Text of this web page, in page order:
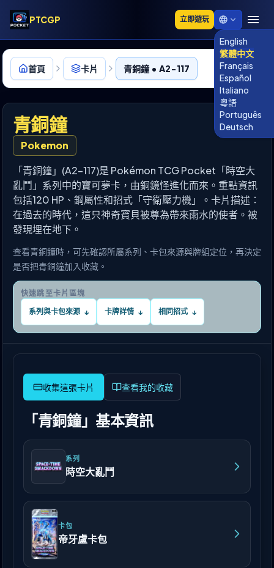
PTCGP 立即遊玩
English
繁體中文
Français
Español
Italiano
粵語
Português
Deutsch
首頁 卡片 青銅鐘 • A2-117
青銅鐘
Pokemon
「青銅鐘」(A2-117)是 Pokémon TCG Pocket「時空大
亂鬥」系列中的寶可夢卡，由銅鏡怪進化而來。重點資訊
包括120 HP、鋼屬性和招式「守衛壓力機」。卡片描述：
在過去的時代，這只神奇寶貝被尊為帶來雨水的使者。被
發現埋在地下。
查看青銅鐘時，可先確認所屬系列、卡包來源與牌組定位，再決定
是否把青銅鐘加入收藏。
快速跳至卡片區塊
系列與卡包來源 ↓ 卡牌詳情 ↓ 相同招式 ↓
查看我的收藏
「青銅鐘」基本資訊
系列
時空大亂鬥
卡包
帝牙盧卡包